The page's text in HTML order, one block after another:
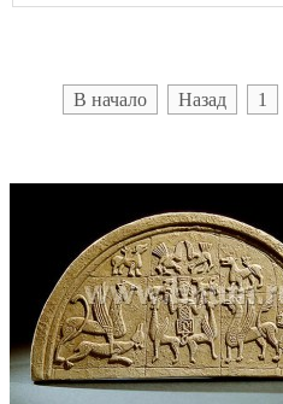
В начало Назад 1